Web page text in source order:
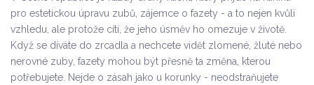
pro estetickou úpravu zubů, zájemce o fazety - a to nejen kvůli
vzhledu, ale protože cítí, že jeho úsměv ho omezuje v životě.
Když se díváte do zrcadla a nechcete vidět zlomené, žluté nebo
nerovné zuby, fazety mohou být přesně ta změna, kterou
potřebujete. Nejde o zásah jako u korunky - neodstraňujete